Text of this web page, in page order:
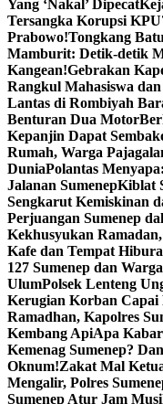
Yang ‘Nakal’ Dipecat
Tersangka Korupsi
Prabowo!Tongkang
Mamburit: Detik-detik
Kangean!Gebrakan
Rangkul Mahasiswa
Lantas di Rombiyah
Benturan Dua Motor
Kepanjin Dapat
Rumah, Warga
DuniaPolantas
Jalanan SumenepKiblat
Sengkarut Kemiskinan
Perjuangan Sumenep
Kekhusyukan
Kafe dan Tempat
127 Sumenep dan
UlumPolsek Lenteng
Kerugian Korban Capai
Ramadhan, Kapolres
Kembang ApiApa
Kemenag Sumenep?
Oknum!Zakat Mal
Mengalir, Polres
Sumenep Atur Jam